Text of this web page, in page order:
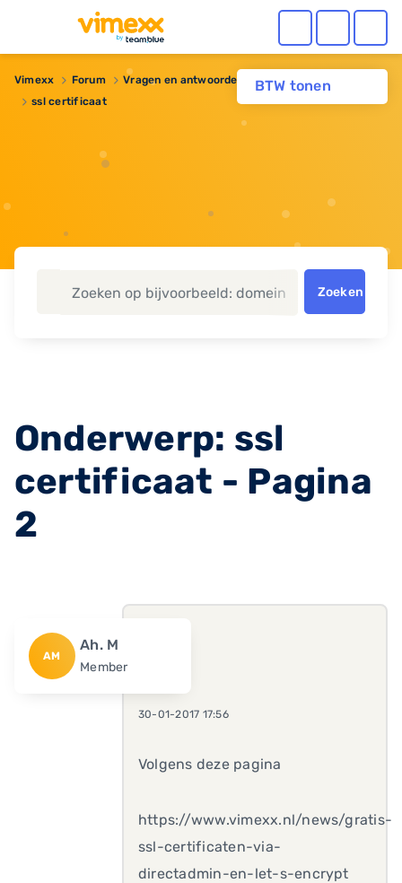
BTW tonen
Vimexx Forum Vragen en antwoorden
Reseller hosting
ssl certificaat
Zoeken
Onderwerp: ssl
certificaat - Pagina
2
AM
Ah. M
Member
30-01-2017 17:56
Volgens deze pagina
https://www.vimexx.nl/news/gratis-
ssl-certificaten-via-
directadmin-en-let-s-encrypt